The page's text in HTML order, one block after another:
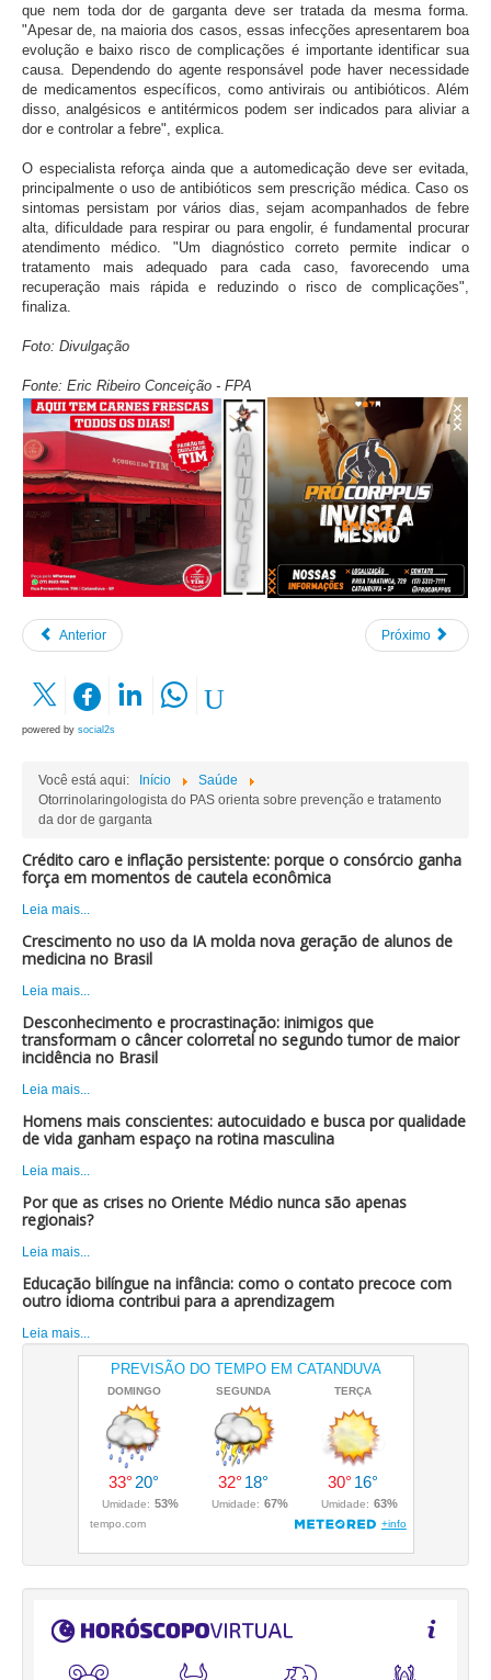
que nem toda dor de garganta deve ser tratada da mesma forma.
"Apesar de, na maioria dos casos, essas infecções apresentarem boa
evolução e baixo risco de complicações é importante identificar sua
causa. Dependendo do agente responsável pode haver necessidade
de medicamentos específicos, como antivirais ou antibióticos. Além
disso, analgésicos e antitérmicos podem ser indicados para aliviar a
dor e controlar a febre", explica.
O especialista reforça ainda que a automedicação deve ser evitada,
principalmente o uso de antibióticos sem prescrição médica. Caso os
sintomas persistam por vários dias, sejam acompanhados de febre
alta, dificuldade para respirar ou para engolir, é fundamental procurar
atendimento médico. "Um diagnóstico correto permite indicar o
tratamento mais adequado para cada caso, favorecendo uma
recuperação mais rápida e reduzindo o risco de complicações",
finaliza.
Foto: Divulgação
Fonte: Eric Ribeiro Conceição - FPA
Anterior Próximo
powered by social2s
Você está aqui: Início
Saúde
Otorrinolaringologista do PAS orienta sobre prevenção e tratamento
da dor de garganta
Crédito caro e inflação persistente: porque o consórcio ganha
força em momentos de cautela econômica
Leia mais...
Crescimento no uso da IA molda nova geração de alunos de
medicina no Brasil
Leia mais...
Desconhecimento e procrastinação: inimigos que
transformam o câncer colorretal no segundo tumor de maior
incidência no Brasil
Leia mais...
Homens mais conscientes: autocuidado e busca por qualidade
de vida ganham espaço na rotina masculina
Leia mais...
Por que as crises no Oriente Médio nunca são apenas
regionais?
Leia mais...
Educação bilíngue na infância: como o contato precoce com
outro idioma contribui para a aprendizagem
Leia mais...